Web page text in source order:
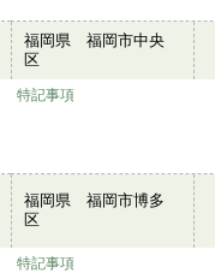
福岡県 福岡市中央
区
特記事項
福岡県 福岡市博多
区
特記事項